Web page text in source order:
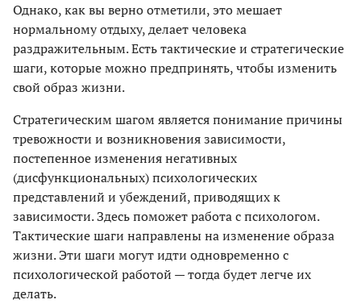
Однако, как вы верно отметили, это мешает
нормальному отдыху, делает человека
раздражительным. Есть тактические и стратегические
шаги, которые можно предпринять, чтобы изменить
свой образ жизни.
Стратегическим шагом является понимание причины
тревожности и возникновения зависимости,
постепенное изменения негативных
(дисфункциональных) психологических
представлений и убеждений, приводящих к
зависимости. Здесь поможет работа с психологом.
Тактические шаги направлены на изменение образа
жизни. Эти шаги могут идти одновременно с
психологической работой — тогда будет легче их
делать.